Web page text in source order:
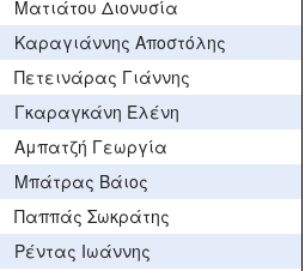
Ματιάτου Διονυσία
Καραγιάννης Αποστόλης
Πετεινάρας Γιάννης
Γκαραγκάνη Ελένη
Αμπατζή Γεωργία
Μπάτρας Βάιος
Παππάς Σωκράτης
Ρέντας Ιωάννης